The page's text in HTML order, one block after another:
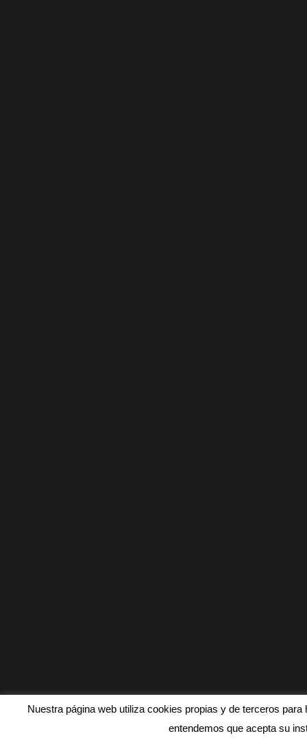
Nuestra página web utiliza cookies propias y de terceros
entendemos que acepta su